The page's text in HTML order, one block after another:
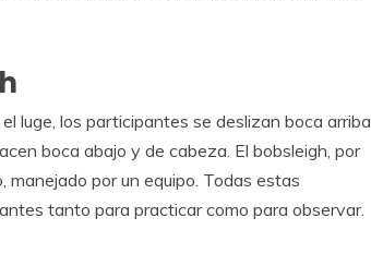
luge, los participantes se deslizan boca arriba
boca abajo y de cabeza. El bobsleigh, por
manejado por un equipo. Todas estas
tanto para practicar como para observar.